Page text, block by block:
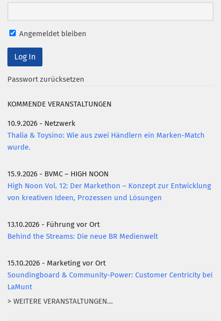
Angemeldet bleiben
Passwort zurücksetzen
KOMMENDE VERANSTALTUNGEN
10.9.2026 - Netzwerk
Thalia & Toysino: Wie aus zwei Händlern ein Marken-Match
wurde.
15.9.2026 - BVMC – HIGH NOON
High Noon Vol. 12: Der Markethon – Konzept zur Entwicklung
von kreativen Ideen, Prozessen und Lösungen
13.10.2026 - Führung vor Ort
Behind the Streams: Die neue BR Medienwelt
15.10.2026 - Marketing vor Ort
Soundingboard & Community-Power: Customer Centricity bei
LaMunt
> WEITERE VERANSTALTUNGEN...